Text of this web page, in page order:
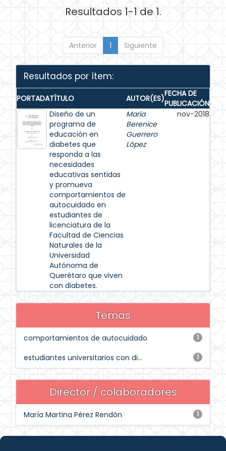
Resultados 1-1 de 1.
Anterior 1 Siguiente
Resultados por ítem:
PORTADATÍTULO AUTOR(ES)FECHA DE
PUBLICACIÓN
Diseño de un
programa de
educación en
diabetes que
responda a las
necesidades
educativas sentidas
y promueva
comportamientos de
autocuidado en
estudiantes de
licenciatura de la
Facultad de Ciencias
Naturales de la
Universidad
Autónoma de
Querétaro que viven
con diabetes.
María
Berenice
Guerrero
López
nov-2018
Temas
1
comportamientos de autocuidado
1
estudiantes universitarios con di...
Director / colaboradores
1
María Martina Pérez Rendón